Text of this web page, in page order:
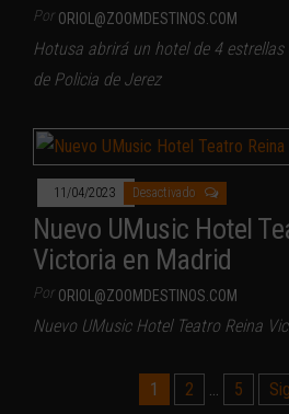
Por ORIOL@ZOOMDESTINOS.COM
Hotusa abrirá un hotel de 4
de Policia de Jerez
11/04/2023 Desactivado
Nuevo UMusic Hotel
Victoria en Madrid
Por ORIOL@ZOOMDESTINOS.COM
Nuevo UMusic Hotel Teatro Reina
Paginación1 2 … 5